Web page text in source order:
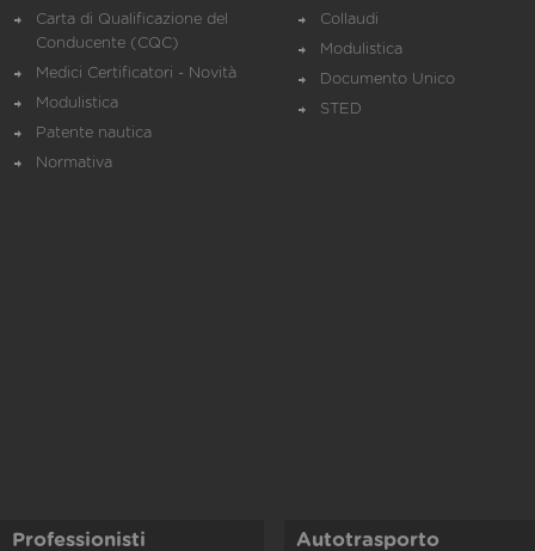
Carta di Qualificazione del
Conducente (CQC)
Medici Certificatori - Novità
Modulistica
Patente nautica
Normativa
Collaudi
Modulistica
Documento Unico
STED
Professionisti Autotrasporto